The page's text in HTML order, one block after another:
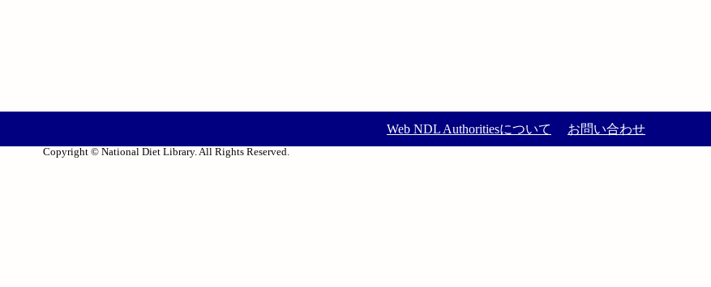
Web NDL Authoritiesについて お問い合わせ
Copyright © National Diet Library. All Rights Reserved.